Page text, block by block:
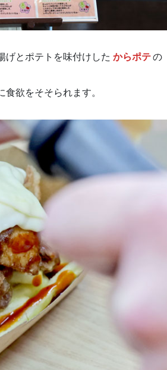
げとポテトを味付けした からポテ の
欲をそそられます。